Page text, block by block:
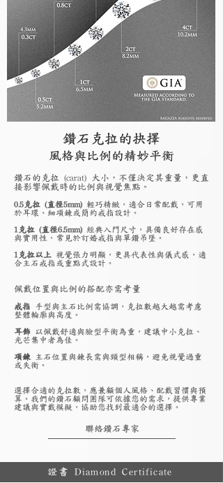
鑽石克拉的抉擇
風格與比例的精妙平衡
鑽石的克拉 (carat) 大小，不僅決定其重量，更直
接影響佩戴時的比例與視覺焦點。
0.5克拉 (直徑5mm) 輕巧精緻，適合日常配戴，可用
於耳環、細項鍊或簡約戒指設計。
1克拉 (直徑6.5mm) 經典入門尺寸，具備良好存在感
與實用性，常見於訂婚戒指與單鑽吊墜。
1克拉以上 視覺張力明顯，更具代表性與儀式感，適
合主石戒指或重點式設計。
佩戴位置與比例的搭配亦需考量
戒指 手型與主石比例需協調，克拉數越大越需考慮
整體輪廓與高度。
耳飾 以佩戴舒適與臉型平衡為重，建議中小克拉、
光芒集中者為佳。
項鍊 主石位置與鍊長需與頸型相稱，避免視覺過重
或失衡。
選擇合適的克拉數，應兼顧個人風格、配戴習慣與預
算。我們的鑽石顧問團隊可依據您的需求，提供專業
建議與實戴模擬，協助您找到最適合的選擇。
聯絡鑽石專家
證書 Diamond Certificate